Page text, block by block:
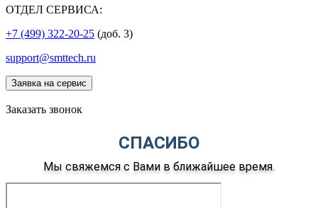
ОТДЕЛ СЕРВИСА:
+7 (499) 322-20-25 (доб. 3)
support@smttech.ru
Заявка на сервис
Заказать звонок
СПАСИБО
Мы свяжемся с Вами в ближайшее время.